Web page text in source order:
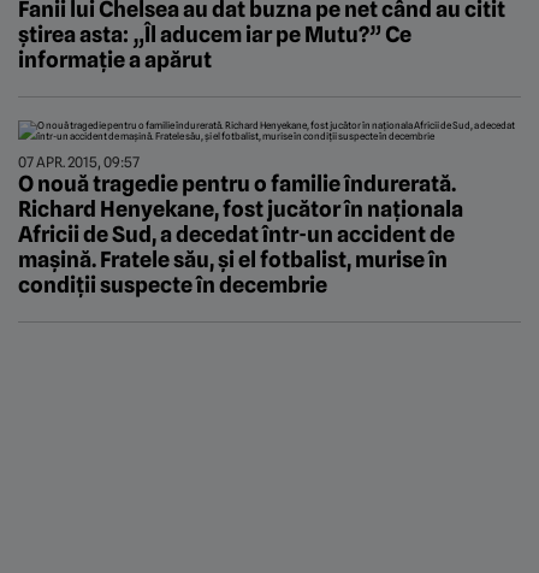
Fanii lui Chelsea au dat buzna pe net când au citit
știrea asta: „Îl aducem iar pe Mutu?” Ce
informație a apărut
07 APR. 2015, 09:57
O nouă tragedie pentru o familie îndurerată.
Richard Henyekane, fost jucător în naționala
Africii de Sud, a decedat într-un accident de
mașină. Fratele său, și el fotbalist, murise în
condiții suspecte în decembrie